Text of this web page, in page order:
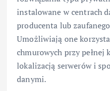
instalowane w centrach
producenta lub
Umożliwiają one
chmurowych przy
lokalizacją serwerów i
danymi.